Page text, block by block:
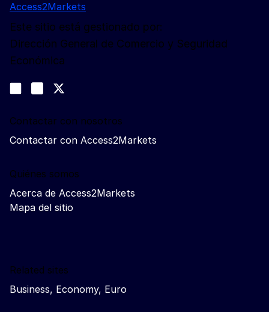
Access2Markets
Este sitio está gestionado por:
Dirección General de Comercio y Seguridad
Económica
Join us on LinkedIn
Trade-Off podcast
Contactar con nosotros
Contactar con Access2Markets
Quiénes somos
Acerca de Access2Markets
Mapa del sitio
Related sites
Business, Economy, Euro